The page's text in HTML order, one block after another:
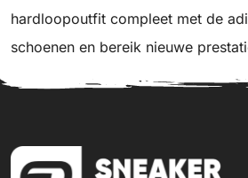
hardloopoutfit compleet met de
schoenen en bereik nieuwe